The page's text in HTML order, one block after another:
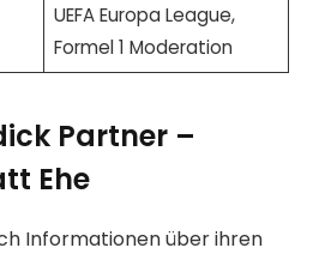
UEFA Europa League,
Formel 1 Moderation
Partner –
Ehe
Informationen über ihren